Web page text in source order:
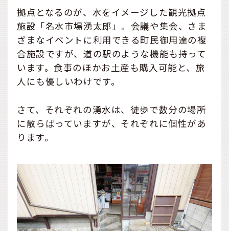
拠点となるのが、水をイメージした観光拠点
施設「名水市場湧太郎」。会議や集会、さま
ざまなイベントに利用できる町民御用達の複
合施設ですが、道の駅のような機能も持って
います。食事のほかお土産も購入可能と、旅
人にも優しいわけです。
さて、それぞれの湧水は、徒歩で数分の場所
に散らばっていますが、それぞれに個性があ
ります。